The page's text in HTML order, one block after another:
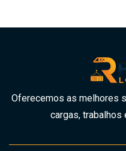
Oferecemos as melhores
cargas, trabalhos